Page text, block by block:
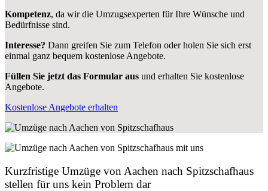
Kompetenz, da wir die Umzugsexperten für Ihre Wünsche und
Bedürfnisse sind.
Interesse? Dann greifen Sie zum Telefon oder holen Sie sich erst
einmal ganz bequem kostenlose Angebote.
Füllen Sie jetzt das Formular aus und erhalten Sie kostenlose
Angebote.
Kostenlose Angebote erhalten
Kurzfristige Umzüge von Aachen nach Spitzschafhaus
stellen für uns kein Problem dar